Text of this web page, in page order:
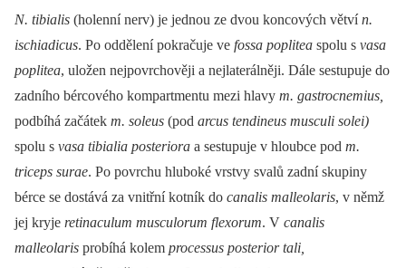
N. tibialis (holenní nerv) je jednou ze dvou koncových větvín.
ischiadicus. Po oddělení pokračuje ve fossa poplitea spolu s vasa
poplitea, uložen nejpovrchověji a nejlaterálněji. Dále sestupuje do
zadního bércového kompartmentu mezi hlavy m. gastrocnemius,
podbíhá začátek m. soleus (pod arcus tendineus musculi solei)
spolu s vasa tibialia posteriora a sestupuje v hloubce pod m.
triceps surae. Po povrchu hluboké vrstvy svalů zadní skupiny
bérce se dostává za vnitřní kotník do canalis malleolaris, v němž
jej kryje retinaculum musculorum flexorum. V canalis
malleolaris probíhá kolem processus posterior tali,